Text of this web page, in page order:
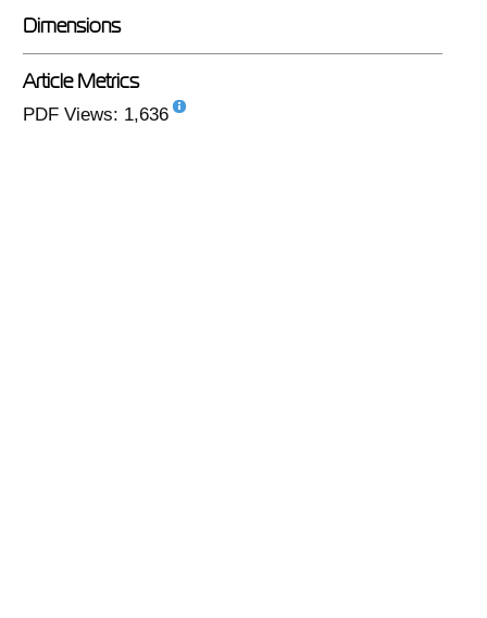
Dimensions
Article Metrics
PDF Views: 1,636